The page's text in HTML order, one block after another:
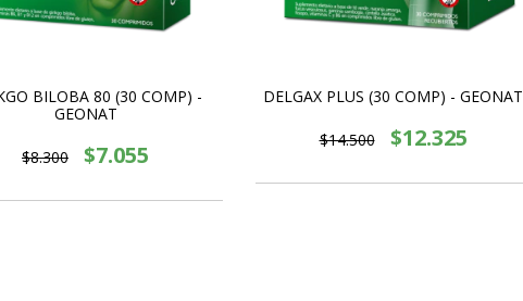
BILOBA 80 (30 COMP) -
GEONAT
$8.300 $7.055
DELGAX PLUS (30 COMP) - GEONAT
$14.500 $12.325